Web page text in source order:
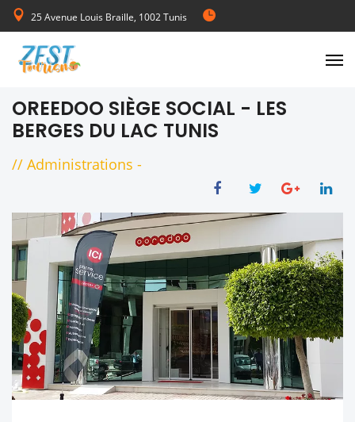
25 Avenue Louis Braille, 1002 Tunis
de Lundi au Vendredi 08:00-17:00
OREEDOO SIÈGE SOCIAL - LES
BERGES DU LAC TUNIS
// Administrations -